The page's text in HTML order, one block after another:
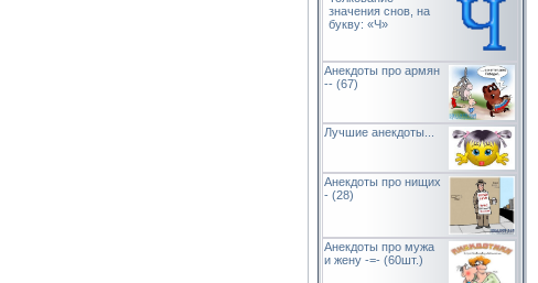
значения снов, на
букву: «Ч»
Анекдоты про армян
-- (67)
Лучшие анекдоты...
Анекдоты про нищих
- (28)
Анекдоты про мужа
и жену -=- (60шт.)